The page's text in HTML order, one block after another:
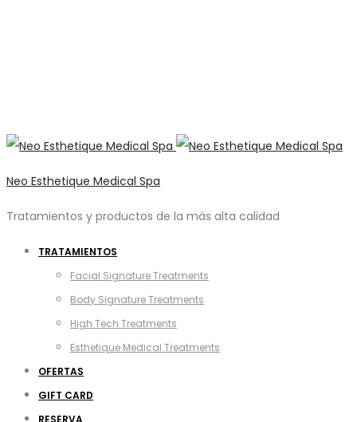
Neo Esthetique Medical Spa
Tratamientos y productos de la más alta calidad
TRATAMIENTOS
Facial Signature Treatments
Body Signature Treatments
High Tech Treatments
Esthetique Medical Treatments
OFERTAS
GIFT CARD
RESERVA